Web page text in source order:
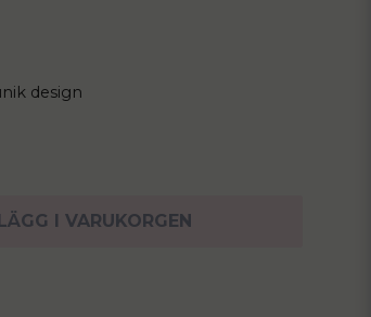
design
I VARUKORGEN